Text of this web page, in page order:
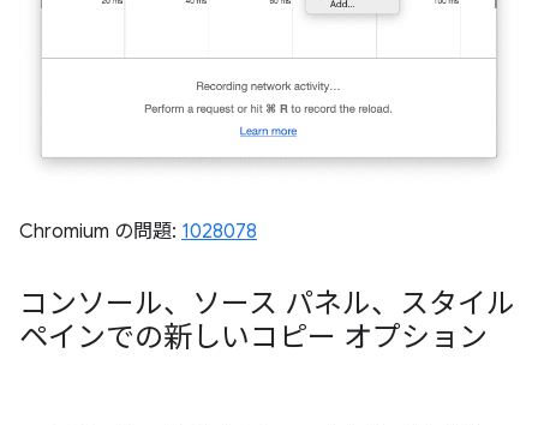
Chromium の問題: 1028078
コンソール、ソース パネル、スタイル
ペインでの新しいコピー オプション